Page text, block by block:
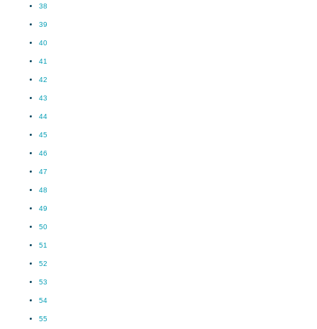
38
39
40
41
42
43
44
45
46
47
48
49
50
51
52
53
54
55